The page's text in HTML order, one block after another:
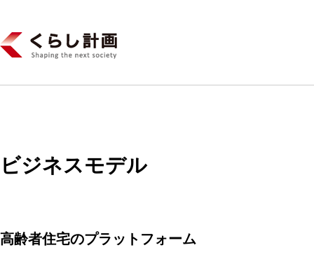
ビジネスモデル
高齢者住宅のプラットフォーム